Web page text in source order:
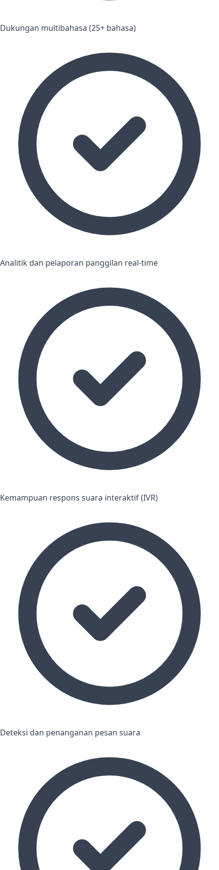
Dukungan multibahasa (25+ bahasa)
Analitik dan pelaporan panggilan real-time
Kemampuan respons suara interaktif (IVR)
Deteksi dan penanganan pesan suara